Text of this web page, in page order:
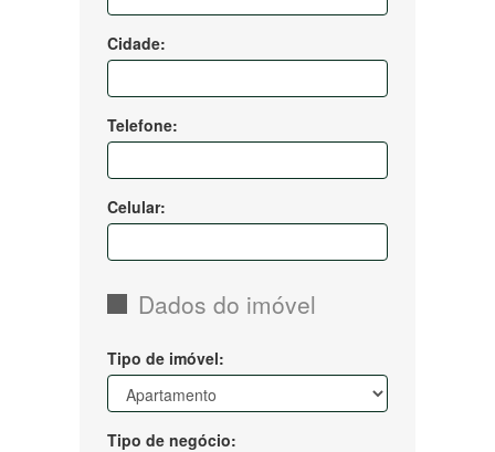
Cidade:
Telefone:
Celular:
Dados do imóvel
Tipo de imóvel:
Tipo de negócio: